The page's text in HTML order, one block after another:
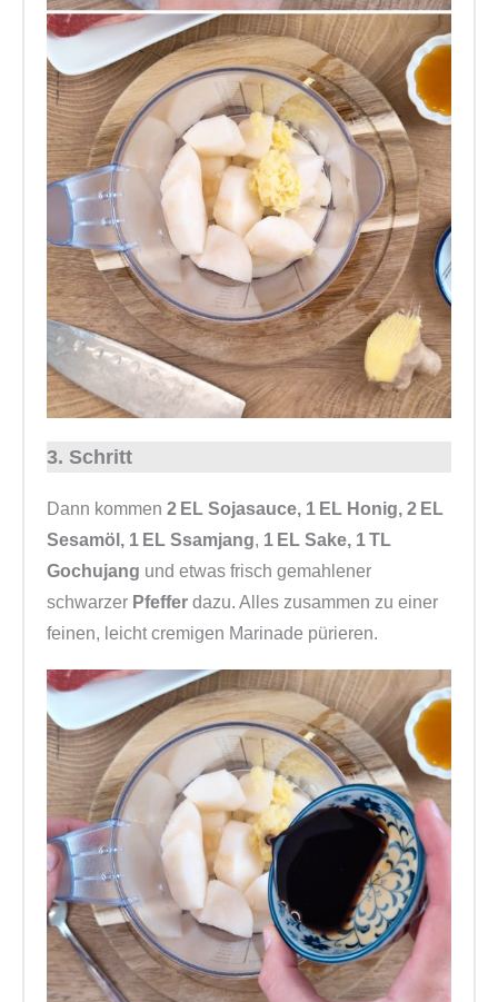
3. Schritt
Dann kommen 2 EL Sojasauce, 1 EL Honig, 2 EL
Sesamöl, 1 EL Ssamjang, 1 EL Sake, 1 TL
Gochujang und etwas frisch gemahlener
schwarzer Pfeffer dazu. Alles zusammen zu einer
feinen, leicht cremigen Marinade pürieren.